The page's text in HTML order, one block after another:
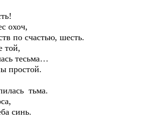
охоч,
по счастью, шесть.
той,
тесьма…
простой.
тьма.
синь.